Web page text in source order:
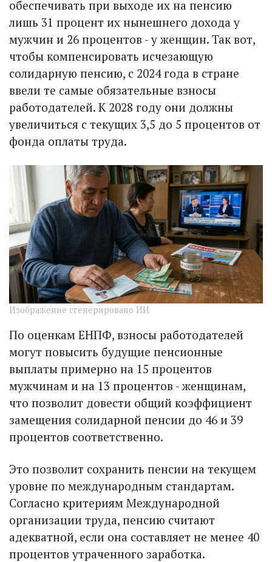
обеспечивать при выходе их на пенсию
лишь 31 процент их нынешнего дохода у
мужчин и 26 процентов - у женщин. Так вот,
чтобы компенсировать исчезающую
солидарную пенсию, с 2024 года в стране
ввели те самые обязательные взносы
работодателей. К 2028 году они должны
увеличиться с текущих 3,5 до 5 процентов от
фонда оплаты труда.
Изображение сгенерировано ИИ
По оценкам ЕНПФ, взносы работодателей
могут повысить будущие пенсионные
выплаты примерно на 15 процентов
мужчинам и на 13 процентов - женщинам,
что позволит довести общий коэффициент
замещения солидарной пенсии до 46 и 39
процентов соответственно.
Это позволит сохранить пенсии на текущем
уровне по международным стандартам.
Согласно критериям Международной
организации труда, пенсию считают
адекватной, если она составляет не менее 40
процентов утраченного заработка.